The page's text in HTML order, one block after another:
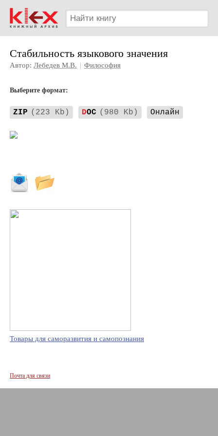
Стабильность языкового значения
Автор: Лебедев М.В. | Философия
Выберите формат:
ZIP (223 Kb) DOC (980 Kb) Онлайн
Товары для саморазвития и самопознания
Почта для связи